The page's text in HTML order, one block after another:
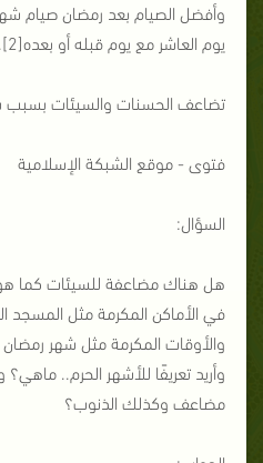
وأفضل الصيام بعد رمضان صيام
يوم العاشر مع يوم قبله أو بعده[2].
تضاعف الحسنات والسيئات بسبب
فتوى - موقع الشبكة الإسلامية
السؤال:
هل هناك مضاعفة للسيئات كما
في الأماكن المكرمة مثل المسجد
والأوقات المكرمة مثل شهر
وأريد تعريفًا للأشهر الحرم..
مضاعف وكذلك الذنوب؟